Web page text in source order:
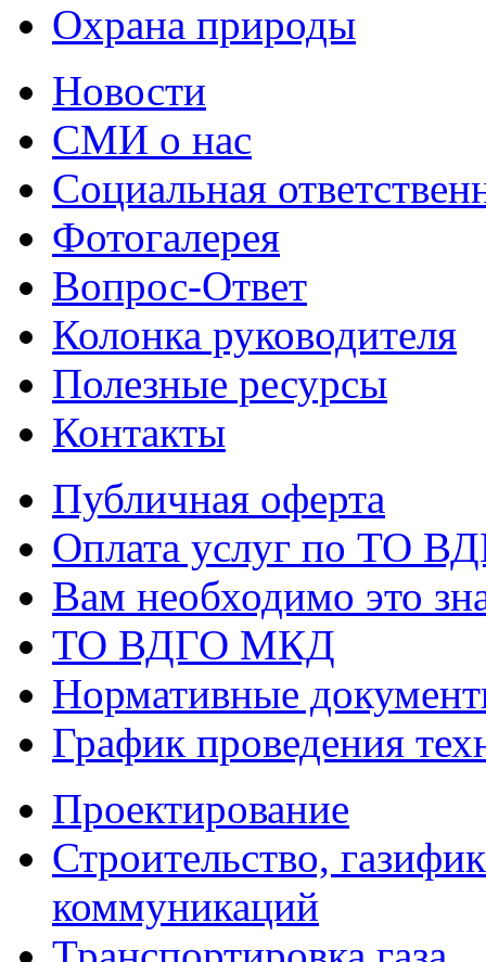
Охрана природы
Новости
СМИ о нас
Социальная
Фотогалерея
Вопрос-Ответ
Колонка руководителя
Полезные ресурсы
Контакты
Публичная оферта
Оплата услуг по ТО
Вам необходимо это
ТО ВДГО МКД
Нормативные
График проведения
Проектирование
Строительство,
коммуникаций